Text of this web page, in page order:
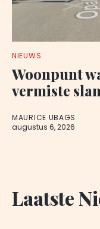
NIEUWS
Woonpunt
vermiste
MAURICE UBAGS
augustus 6, 2026
Laatste